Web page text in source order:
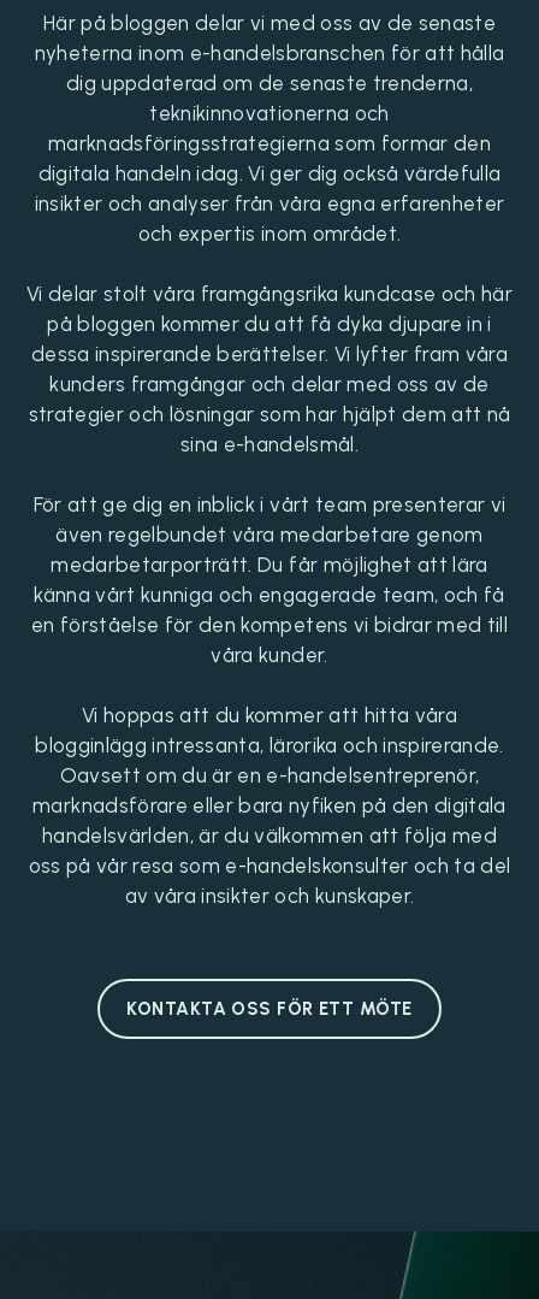
Här på bloggen delar vi med oss av de senaste
nyheterna inom e-handelsbranschen för att hålla
dig uppdaterad om de senaste trenderna,
teknikinnovationerna och
marknadsföringsstrategierna som formar den
digitala handeln idag. Vi ger dig också värdefulla
insikter och analyser från våra egna erfarenheter
och expertis inom området.
Vi delar stolt våra framgångsrika kundcase och här
på bloggen kommer du att få dyka djupare in i
dessa inspirerande berättelser. Vi lyfter fram våra
kunders framgångar och delar med oss av de
strategier och lösningar som har hjälpt dem att nå
sina e-handelsmål.
För att ge dig en inblick i vårt team presenterar vi
även regelbundet våra medarbetare genom
medarbetarporträtt. Du får möjlighet att lära
känna vårt kunniga och engagerade team, och få
en förståelse för den kompetens vi bidrar med till
våra kunder.
Vi hoppas att du kommer att hitta våra
blogginlägg intressanta, lärorika och inspirerande.
Oavsett om du är en e-handelsentreprenör,
marknadsförare eller bara nyfiken på den digitala
handelsvärlden, är du välkommen att följa med
oss på vår resa som e-handelskonsulter och ta del
av våra insikter och kunskaper.
KONTAKTA OSS FÖR ETT MÖTE